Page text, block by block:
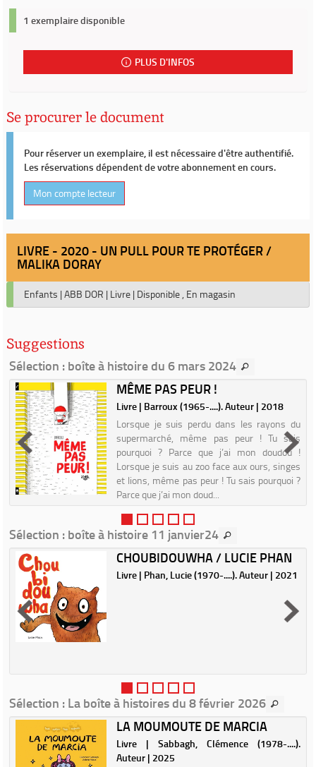
1 exemplaire disponible
PLUS D'INFOS
Se procurer le document
Pour réserver un exemplaire, il est nécessaire d'être authentifié.
Les réservations dépendent de votre abonnement en cours.
Mon compte lecteur
LIVRE - 2020 - UN PULL POUR TE PROTÉGER /
MALIKA DORAY
Enfants | ABB DOR | Livre | Disponible , En magasin
Suggestions
Sélection : boîte à histoire du 6 mars 2024
MÊME PAS PEUR !
Livre | Barroux (1965-....). Auteur | 2018
Lorsque je suis perdu dans les rayons du
supermarché, même pas peur ! Tu sais
pourquoi ? Parce que j’ai mon doudou !
Lorsque je suis au zoo face aux ours, singes
et lions, même pas peur ! Tu sais pourquoi ?
Parce que j’ai mon doud...
Sélection : boîte à histoire 11 janvier24
CHOUBIDOUWHA / LUCIE PHAN
Livre | Phan, Lucie (1970-....). Auteur | 2021
Sélection : La boîte à histoires du 8 février 2026
LA MOUMOUTE DE MARCIA
Livre | Sabbagh, Clémence (1978-....).
Auteur | 2025